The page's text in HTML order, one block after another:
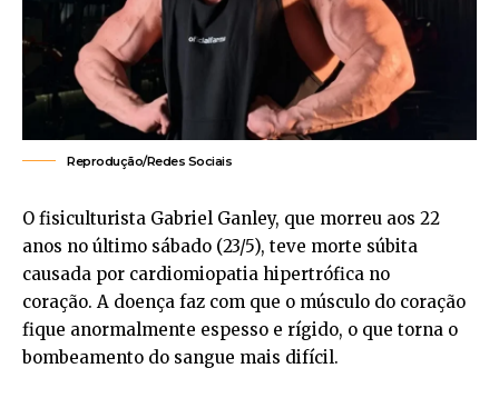
Reprodução/Redes Sociais
O fisiculturista Gabriel Ganley, que morreu aos 22
anos no último sábado (23/5), teve morte súbita
causada por cardiomiopatia hipertrófica no
coração. A doença faz com que o músculo do coração
fique anormalmente espesso e rígido, o que torna o
bombeamento do sangue mais difícil.